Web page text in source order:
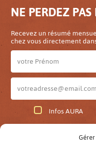
NE PERDEZ
Recevez un résumé
chez vous directement
Infos AURA